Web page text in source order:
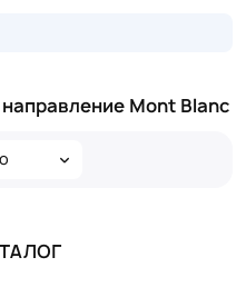
Mont Blanc